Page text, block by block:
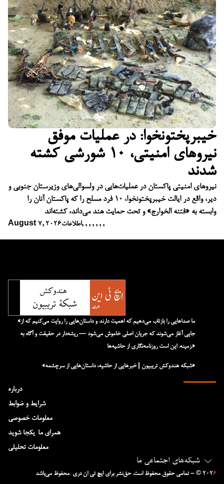
خیبرپختونخوا: در عملیات موفق
نیروهای امنیتی، ۱۰ شورشی کشته
شدند
نیروهای امنیتی پاکستان در عملیات‌هایی در ولسوالی‌های وزیرستان جنوبی و
دیر، واقع در ایالت خیبرپختونخوا، ۱۰ فرد مسلح را که پاکستان آنان را
وابسته به «فتنه الخوارج» و تحت حمایت هند می‌داند، کشته‌اند
August 7, 2026اطلاعات, , , , , , ,
شبکه‌های اجتماعی ما
– © ۲۰۲۶ تمامی حقوق محفوظ است. حق‌نشر برای ایچ‌ تی‌ ان دری محفوظ می‌باشد
درباره
شرایط و ضوابط
معلومات خصوصی
همرای ما-یکجا شوید
معلومات تحلیلی
«ما صداهایی را بازتاب می‌دهیم که اهمیت دارند و داستان‌هایی را روایت می‌کنیم که از
جایی آغاز می‌شوند که جریان اصلی خاموش می‌شود — ریشه‌دار در حقیقت و آگاه به
زمینه. این است روزنامه‌نگاری از حاشیه‌ها.»
«شبکه هند‌و‌کش تریبیون | خبرهایی از حاشیه، داستان‌هایی از سرچشمه»